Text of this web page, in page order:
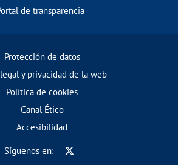
de transparencia
Protección de datos
y privacidad de la web
Política de cookies
Canal Ético
Accesibilidad
Síguenos en: